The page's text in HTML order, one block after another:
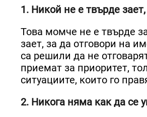
1. Никой не е твърде
Това момче не е твърде
зает, за да отговори на
са решили да не
приемат за приоритет,
ситуациите, които го
2. Никога няма как да се